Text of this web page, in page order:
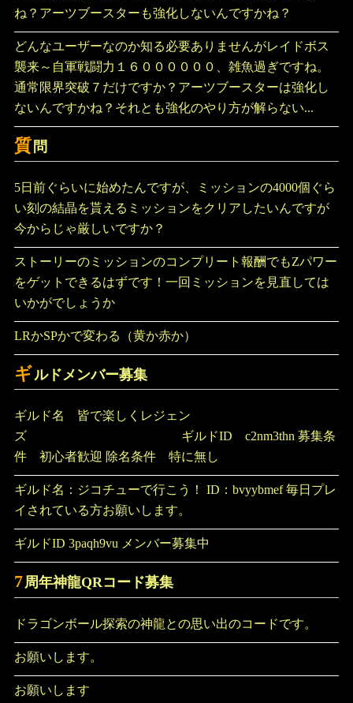
ね？アーツブースターも強化しないんですかね？
どんなユーザーなのか知る必要ありませんがレイドボス
襲来～自軍戦闘力１６００００００、雑魚過ぎですね。
通常限界突破７だけですか？アーツブースターは強化し
ないんですかね？それとも強化のやり方が解らない...
質 問
5日前ぐらいに始めたんですが、ミッションの4000個ぐら
い刻の結晶を貰えるミッションをクリアしたいんですが
今からじゃ厳しいですか？
ストーリーのミッションのコンプリート報酬でもZパワー
をゲットできるはずです！一回ミッションを見直しては
いかがでしょうか
LRかSPかで変わる（黄か赤か）
ギルドメンバー募集
ギルド名 皆で楽しくレジェン
ズ ギルドID c2nm3thn 募集条
件 初心者歓迎 除名条件 特に無し
ギルド名：ジコチューで行こう！ ID：bvyybmef 毎日プレ
イされている方お願いします。
ギルドID 3paqh9vu メンバー募集中
7周年神龍QRコード募集
ドラゴンボール探索の神龍との思い出のコードです。
お願いします。
お願いします